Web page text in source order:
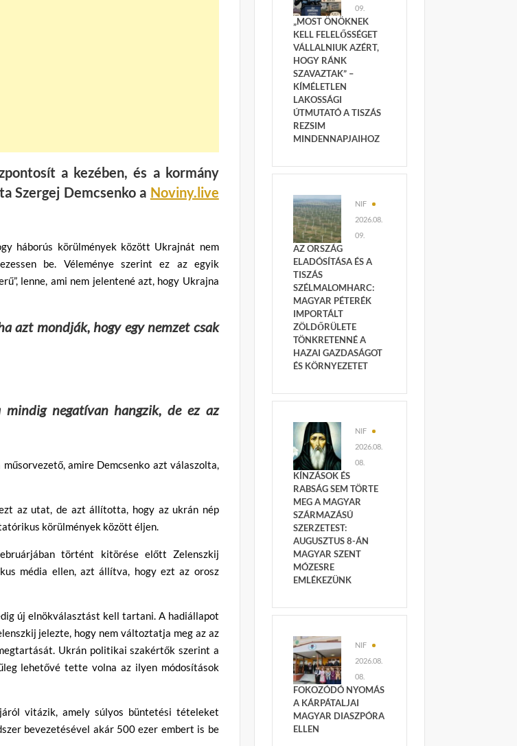
a kezében, és a kormány
Szergej Demcsenko a Noviny.live
háborús körülmények között Ukrajnát nem
be. Véleménye szerint ez az egyik
lenne, ami nem jelentené azt, hogy Ukrajna
azt mondják, hogy egy nemzet csak
negatívan hangzik, de ez az
amire Demcsenko azt válaszolta,
az utat, de azt állította, hogy az ukrán nép
körülmények között éljen.
történt kitörése előtt Zelenszkij
média ellen, azt állítva, hogy ezt az orosz
új elnökválasztást kell tartani. A hadiállapot
jelezte, hogy nem változtatja meg az az
Ukrán politikai szakértők szerint a
lehetővé tette volna az ilyen módosítások
vitázik, amely súlyos büntetési tételeket
bevezetésével akár 500 ezer embert is be
09.
„MOST ÖNÖKNEK
KELL FELELŐSSÉGET
VÁLLALNIUK AZÉRT,
HOGY RÁNK
SZAVAZTAK” –
KÍMÉLETLEN
LAKOSSÁGI
ÚTMUTATÓ A TISZÁS
REZSIM
MINDENNAPJAIHOZ
NIF
2026.08.
09.
AZ ORSZÁG
ELADÓSÍTÁSA ÉS A
TISZÁS
SZÉLMALOMHARC:
MAGYAR PÉTERÉK
IMPORTÁLT
ZÖLDŐRÜLETE
TÖNKRETENNÉ A
HAZAI GAZDASÁGOT
ÉS KÖRNYEZETET
NIF
2026.08.
08.
KÍNZÁSOK ÉS
RABSÁG SEM TÖRTE
MEG A MAGYAR
SZÁRMAZÁSÚ
SZERZETEST:
AUGUSZTUS 8-ÁN
MAGYAR SZENT
MÓZESRE
EMLÉKEZÜNK
NIF
2026.08.
08.
FOKOZÓDÓ NYOMÁS
A KÁRPÁTALJAI
MAGYAR DIASZPÓRA
ELLEN